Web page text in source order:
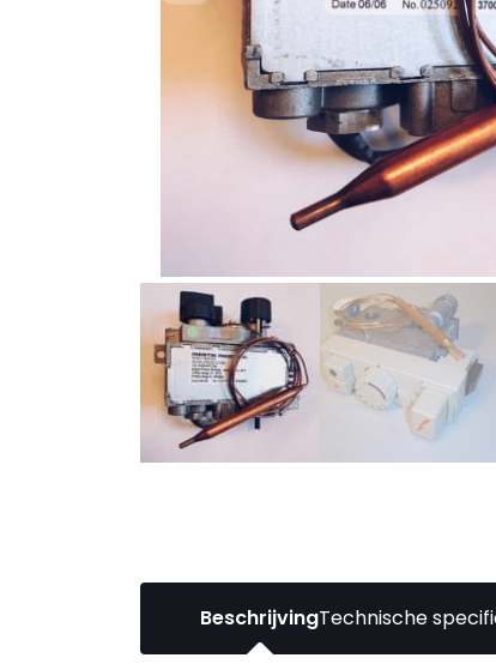
BeschrijvingTechnische